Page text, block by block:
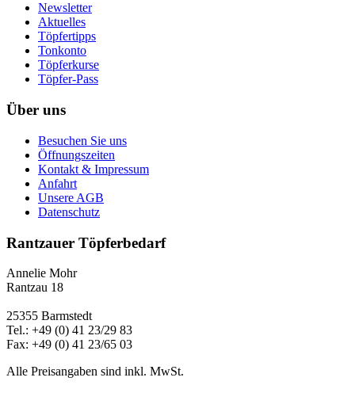
Newsletter
Aktuelles
Töpfertipps
Tonkonto
Töpferkurse
Töpfer-Pass
Über uns
Besuchen Sie uns
Öffnungszeiten
Kontakt & Impressum
Anfahrt
Unsere AGB
Datenschutz
Rantzauer Töpferbedarf
Annelie Mohr
Rantzau 18
25355 Barmstedt
Tel.: +49 (0) 41 23/29 83
Fax: +49 (0) 41 23/65 03
Alle Preisangaben sind inkl. MwSt.